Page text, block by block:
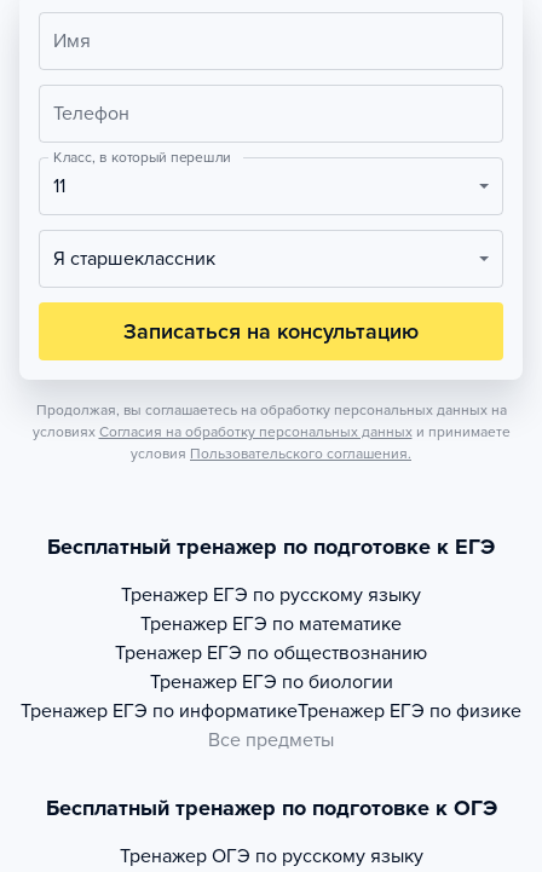
Имя
Телефон
Класс, в который перешли
11
Я старшеклассник
Записаться на консультацию
Продолжая, вы соглашаетесь на обработку персональных данных на
условиях Согласия на обработку персональных данных и принимаете
условия Пользовательского соглашения.
Бесплатный тренажер по подготовке к ЕГЭ
Тренажер ЕГЭ по русскому языку
Тренажер ЕГЭ по математике
Тренажер ЕГЭ по обществознанию
Тренажер ЕГЭ по биологии
Тренажер ЕГЭ по информатикеТренажер ЕГЭ по физике
Все предметы
Бесплатный тренажер по подготовке к ОГЭ
Тренажер ОГЭ по русскому языку